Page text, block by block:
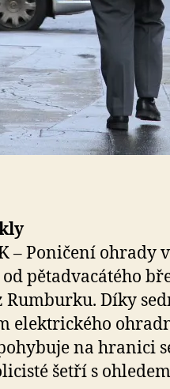
– Poničení ohrady
pětadvacátého
Rumburku. Díky
elektrického
na hranici
šetří s